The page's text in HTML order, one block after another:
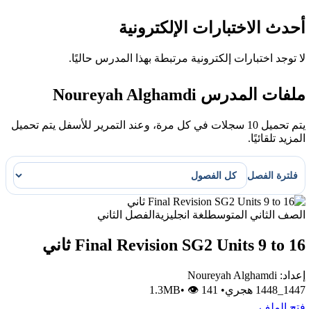
أحدث الاختبارات الإلكترونية
لا توجد اختبارات إلكترونية مرتبطة بهذا المدرس حاليًا.
ملفات المدرس Noureyah Alghamdi
يتم تحميل 10 سجلات في كل مرة، وعند التمرير للأسفل يتم تحميل
المزيد تلقائيًا.
فلترة الفصل
الصف الثاني المتوسطلغة انجليزيةالفصل الثاني
Final Revision SG2 Units 9 to 16 ثاني
إعداد: Noureyah Alghamdi
1447_1448 هجري
•
1.3MB
• 👁 141